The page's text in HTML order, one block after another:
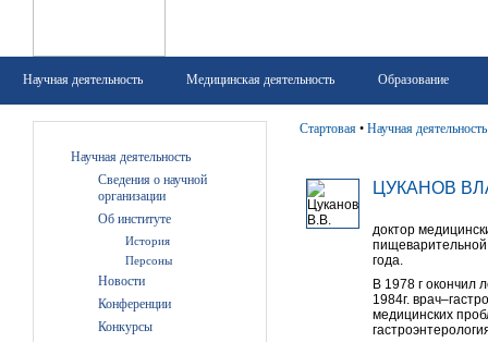
Научная деятельность Медицинская деятельность Образование
Научная деятельность
Сведения о научной
организации
Об институте
История
Персоны
Новости
Конференции
Конкурсы
Стартовая • Научная деятельность
ЦУКАНОВ
доктор
года.
В 1978 г окончил
1984г.
медицинских